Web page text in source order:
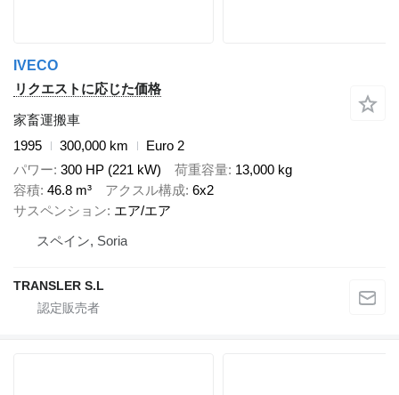
IVECO
リクエストに応じた価格
家畜運搬車
1995
300,000 km
Euro 2
パワー 300 HP (221 kW) 荷重容量 13,000 kg
容積 46.8 m³ アクスル構成 6x2
サスペンション エア/エア
スペイン, Soria
TRANSLER S.L